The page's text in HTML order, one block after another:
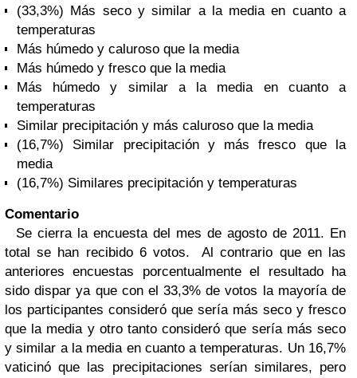
(33,3%) Más seco y similar a la media en cuanto a
temperaturas
Más húmedo y caluroso que la media
Más húmedo y fresco que la media
Más húmedo y similar a la media en cuanto a
temperaturas
Similar precipitación y más caluroso que la media
(16,7%) Similar precipitación y más fresco que la
media
(16,7%) Similares precipitación y temperaturas
Comentario
Se cierra la encuesta del mes de agosto de 2011. En
total se han recibido 6 votos. Al contrario que en las
anteriores encuestas porcentualmente el resultado ha
sido dispar ya que con el 33,3% de votos la mayoría de
los participantes consideró que sería más seco y fresco
que la media y otro tanto consideró que sería más seco
y similar a la media en cuanto a temperaturas. Un 16,7%
vaticinó que las precipitaciones serían similares, pero